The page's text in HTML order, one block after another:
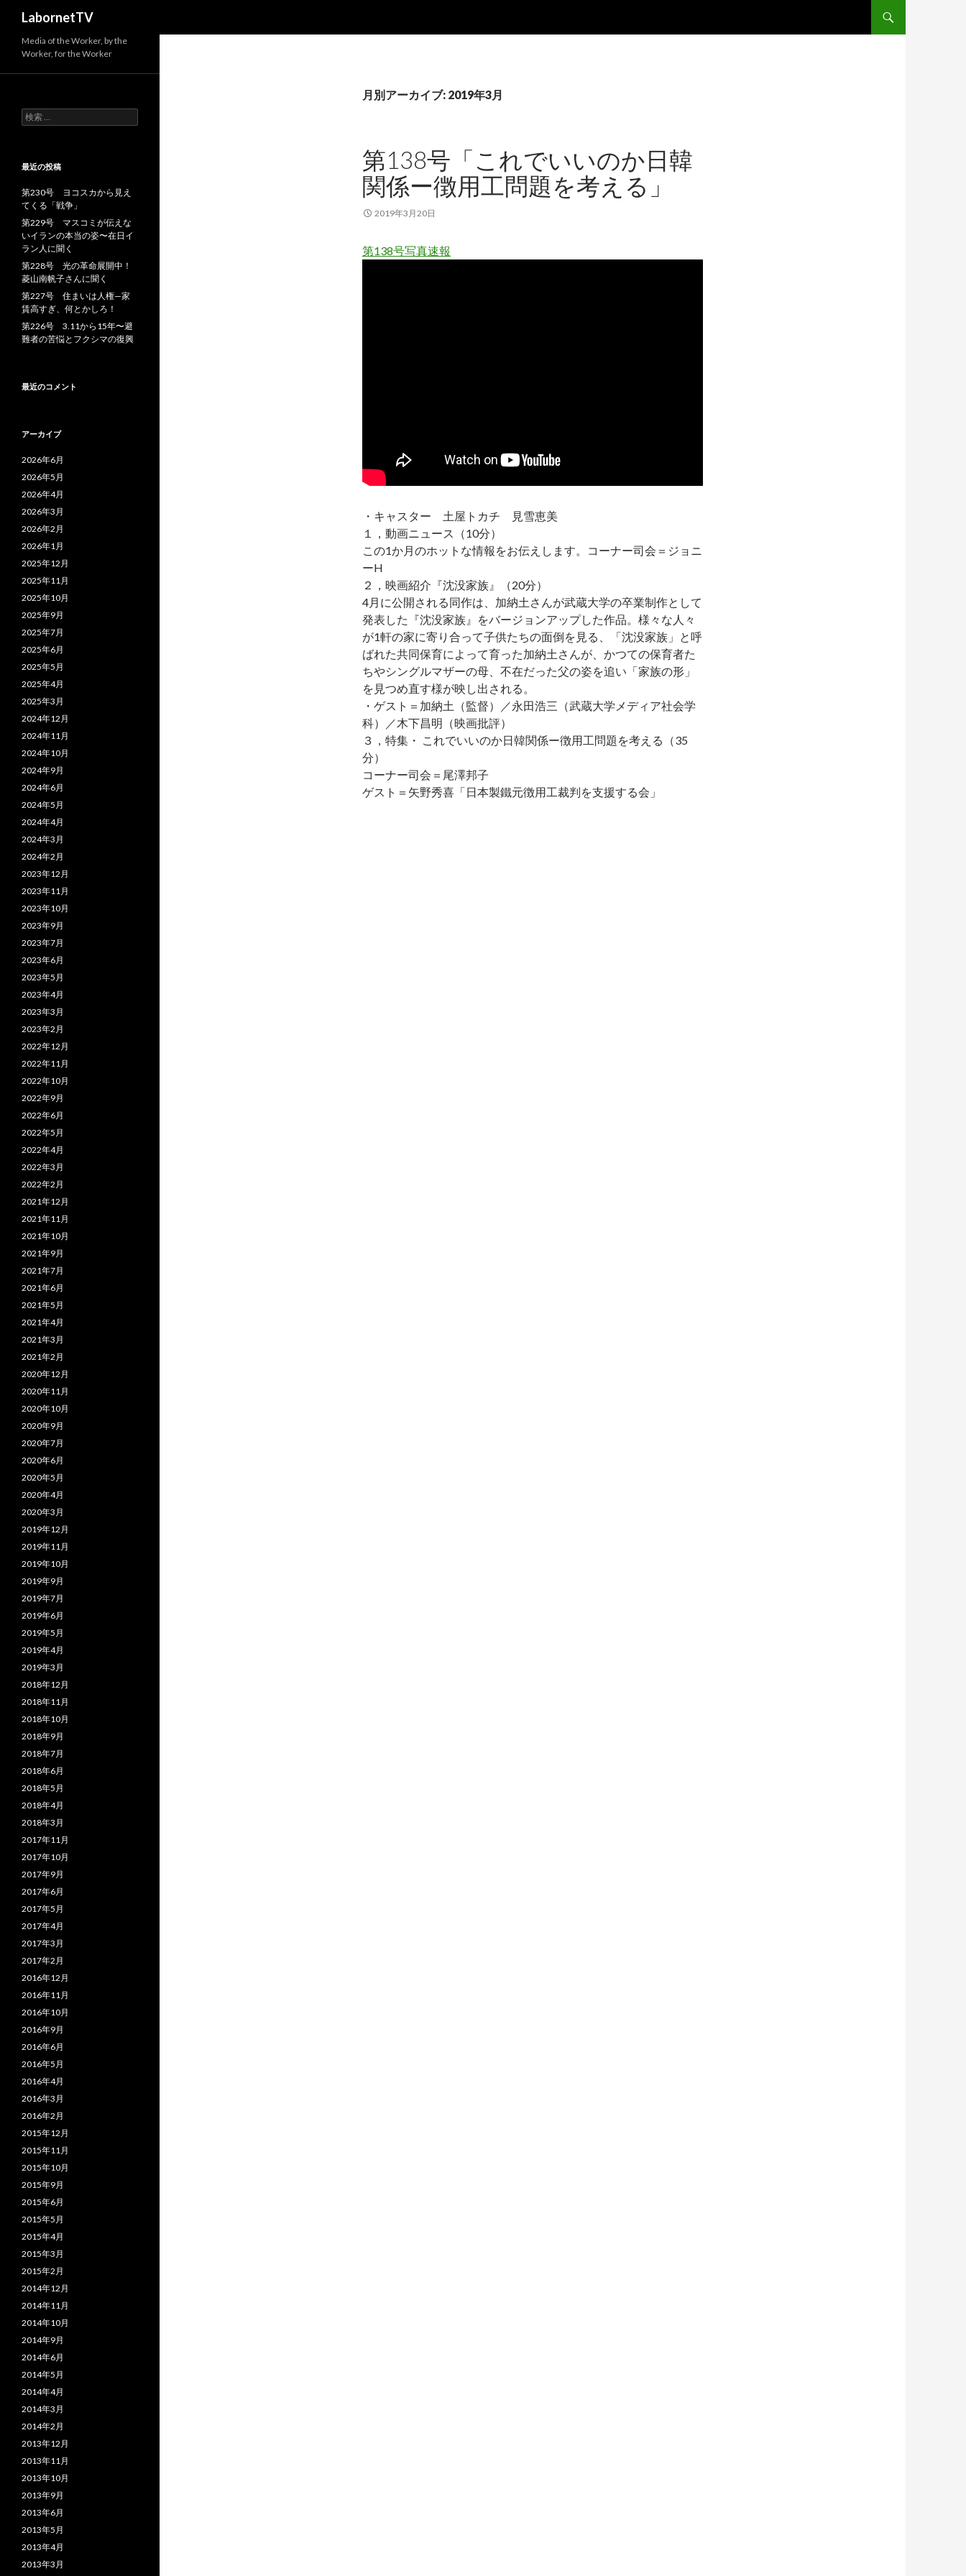
LabornetTV
月別アーカイブ: 2019年3月
第138号「これでいいのか日韓
関係ー徴用工問題を考える」
2019年3月20日
第138号写真速報
・キャスター 土屋トカチ 見雪恵美
１，動画ニュース（10分）
この1か月のホットな情報をお伝えします。コーナー司会＝ジョニ
ーH
２，映画紹介『沈没家族』（20分）
4月に公開される同作は、加納土さんが武蔵大学の卒業制作として
発表した『沈没家族』をバージョンアップした作品。様々な人々
が1軒の家に寄り合って子供たちの面倒を見る、「沈没家族」と呼
ばれた共同保育によって育った加納土さんが、かつての保育者た
ちやシングルマザーの母、不在だった父の姿を追い「家族の形」
を見つめ直す様が映し出される。
・ゲスト＝加納土（監督）／永田浩三（武蔵大学メディア社会学
科）／木下昌明（映画批評）
３，特集・ これでいいのか日韓関係ー徴用工問題を考える（35
分）
コーナー司会＝尾澤邦子
ゲスト＝矢野秀喜「日本製鐵元徴用工裁判を支援する会」
Media of the Worker, by the
Worker, for the Worker
検
索
最近の投稿
第230号 ヨコスカから見え
てくる「戦争」
第229号 マスコミが伝えな
いイランの本当の姿〜在日イ
ラン人に聞く
第228号 光の革命展開中！
菱山南帆子さんに聞く
第227号 住まいは人権—家
賃高すぎ、何とかしろ！
第226号 3.11から15年〜避
難者の苦悩とフクシマの復興
最近のコメント
アーカイブ
2026年6月
2026年5月
2026年4月
2026年3月
2026年2月
2026年1月
2025年12月
2025年11月
2025年10月
2025年9月
2025年7月
2025年6月
2025年5月
2025年4月
2025年3月
2024年12月
2024年11月
2024年10月
2024年9月
2024年6月
2024年5月
2024年4月
2024年3月
2024年2月
2023年12月
2023年11月
2023年10月
2023年9月
2023年7月
2023年6月
2023年5月
2023年4月
2023年3月
2023年2月
2022年12月
2022年11月
2022年10月
2022年9月
2022年6月
2022年5月
2022年4月
2022年3月
2022年2月
2021年12月
2021年11月
2021年10月
2021年9月
2021年7月
2021年6月
2021年5月
2021年4月
2021年3月
2021年2月
2020年12月
2020年11月
2020年10月
2020年9月
2020年7月
2020年6月
2020年5月
2020年4月
2020年3月
2019年12月
2019年11月
2019年10月
2019年9月
2019年7月
2019年6月
2019年5月
2019年4月
2019年3月
2018年12月
2018年11月
2018年10月
2018年9月
2018年7月
2018年6月
2018年5月
2018年4月
2018年3月
2017年11月
2017年10月
2017年9月
2017年6月
2017年5月
2017年4月
2017年3月
2017年2月
2016年12月
2016年11月
2016年10月
2016年9月
2016年6月
2016年5月
2016年4月
2016年3月
2016年2月
2015年12月
2015年11月
2015年10月
2015年9月
2015年6月
2015年5月
2015年4月
2015年3月
2015年2月
2014年12月
2014年11月
2014年10月
2014年9月
2014年6月
2014年5月
2014年4月
2014年3月
2014年2月
2013年12月
2013年11月
2013年10月
2013年9月
2013年6月
2013年5月
2013年4月
2013年3月